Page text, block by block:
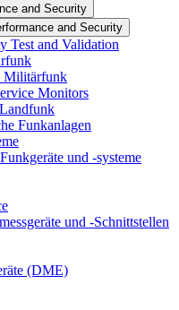
and Security
and Security
Test and Validation
Militärfunk
Monitors
Funkanlagen
und -systeme
und -Schnittstellen
(DME)